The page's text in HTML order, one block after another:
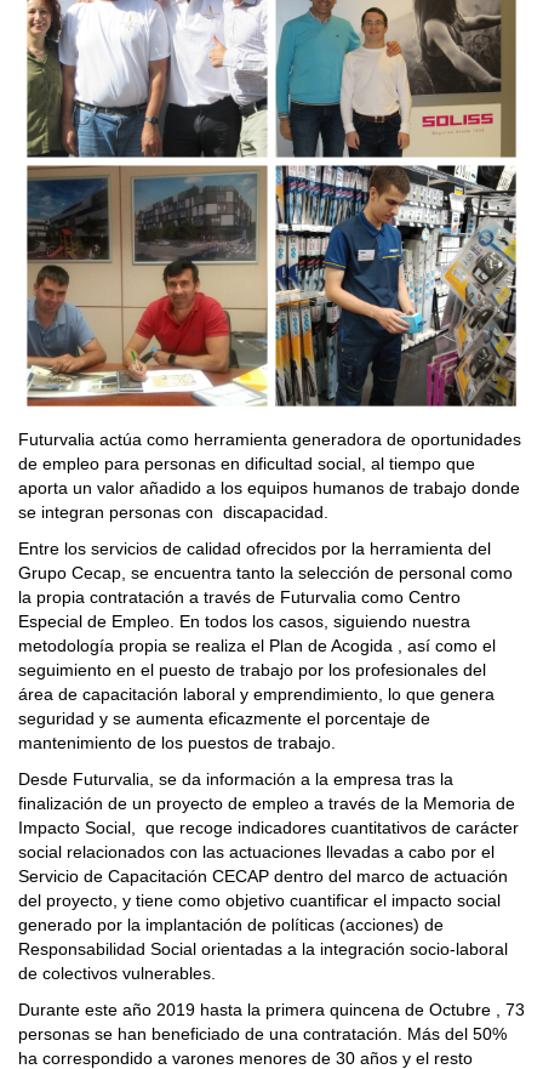
Futurvalia actúa como herramienta generadora de oportunidades
de empleo para personas en dificultad social, al tiempo que
aporta un valor añadido a los equipos humanos de trabajo donde
se integran personas con discapacidad.
Entre los servicios de calidad ofrecidos por la herramienta del
Grupo Cecap, se encuentra tanto la selección de personal como
la propia contratación a través de Futurvalia como Centro
Especial de Empleo. En todos los casos, siguiendo nuestra
metodología propia se realiza el Plan de Acogida , así como el
seguimiento en el puesto de trabajo por los profesionales del
área de capacitación laboral y emprendimiento, lo que genera
seguridad y se aumenta eficazmente el porcentaje de
mantenimiento de los puestos de trabajo.
Desde Futurvalia, se da información a la empresa tras la
finalización de un proyecto de empleo a través de la Memoria de
Impacto Social, que recoge indicadores cuantitativos de carácter
social relacionados con las actuaciones llevadas a cabo por el
Servicio de Capacitación CECAP dentro del marco de actuación
del proyecto, y tiene como objetivo cuantificar el impacto social
generado por la implantación de políticas (acciones) de
Responsabilidad Social orientadas a la integración socio-laboral
de colectivos vulnerables.
Durante este año 2019 hasta la primera quincena de Octubre , 73
personas se han beneficiado de una contratación. Más del 50%
ha correspondido a varones menores de 30 años y el resto